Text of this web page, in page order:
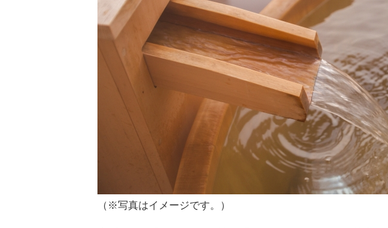
（※写真はイメージです。）